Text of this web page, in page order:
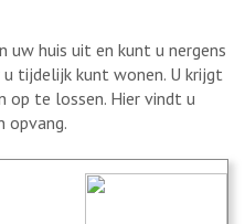
huis uit en kunt u nergens
tijdelijk kunt wonen. U krijgt
op te lossen. Hier vindt u
opvang.